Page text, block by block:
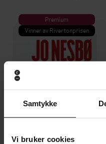
Samtykke
Vi bruker cookies
Premium
Vinner av Rivertonprisen